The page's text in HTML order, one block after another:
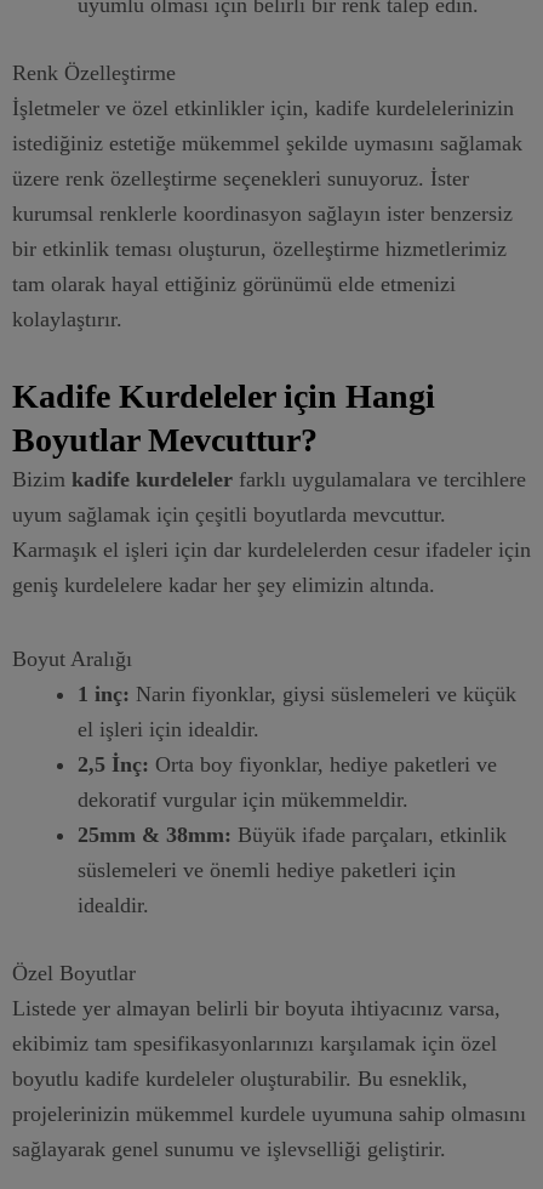
Renk Özelleştirme
İşletmeler ve özel etkinlikler için, kadife kurdelelerinizin
istediğiniz estetiğe mükemmel şekilde uymasını sağlamak
üzere renk özelleştirme seçenekleri sunuyoruz. İster
kurumsal renklerle koordinasyon sağlayın ister benzersiz
bir etkinlik teması oluşturun, özelleştirme hizmetlerimiz
tam olarak hayal ettiğiniz görünümü elde etmenizi
kolaylaştırır.
Kadife Kurdeleler için Hangi
Boyutlar Mevcuttur?
Bizim kadife kurdeleler farklı uygulamalara ve tercihlere
uyum sağlamak için çeşitli boyutlarda mevcuttur.
Karmaşık el işleri için dar kurdelelerden cesur ifadeler için
geniş kurdelelere kadar her şey elimizin altında.
Boyut Aralığı
1 inç: Narin fiyonklar, giysi süslemeleri ve küçük
el işleri için idealdir.
2,5 İnç: Orta boy fiyonklar, hediye paketleri ve
dekoratif vurgular için mükemmeldir.
25mm & 38mm: Büyük ifade parçaları, etkinlik
süslemeleri ve önemli hediye paketleri için
idealdir.
Özel Boyutlar
Listede yer almayan belirli bir boyuta ihtiyacınız varsa,
ekibimiz tam spesifikasyonlarınızı karşılamak için özel
boyutlu kadife kurdeleler oluşturabilir. Bu esneklik,
projelerinizin mükemmel kurdele uyumuna sahip olmasını
sağlayarak genel sunumu ve işlevselliği geliştirir.